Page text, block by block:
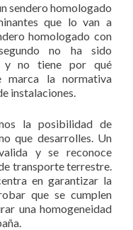
sendero homologado
que lo van a
homologado con
no ha sido
y no tiene por qué
marca la normativa
instalaciones.
la posibilidad de
que desarrolles. Un
y se reconoce
transporte terrestre.
en garantizar la
que se cumplen
una homogeneidad